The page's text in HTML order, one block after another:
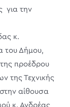
για την
κ.
του Δήμου,
προέδρου
της Τεχνικής
αίθουσα
κ. Ανδρέας